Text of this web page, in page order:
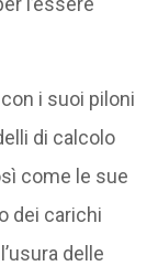
i suoi piloni
di calcolo
come le sue
dei carichi
delle